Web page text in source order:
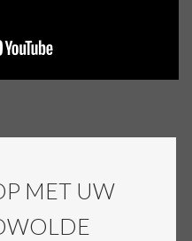
MET UW